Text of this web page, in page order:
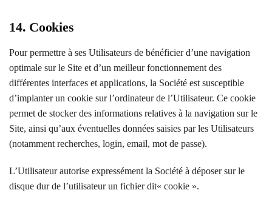
14. Cookies
Pour permettre à ses Utilisateurs de bénéficier d’une navigation
optimale sur le Site et d’un meilleur fonctionnement des
différentes interfaces et applications, la Société est susceptible
d’implanter un cookie sur l’ordinateur de l’Utilisateur. Ce cookie
permet de stocker des informations relatives à la navigation sur le
Site, ainsi qu’aux éventuelles données saisies par les Utilisateurs
(notamment recherches, login, email, mot de passe).
L’Utilisateur autorise expressément la Société à déposer sur le
disque dur de l’utilisateur un fichier dit« cookie ».